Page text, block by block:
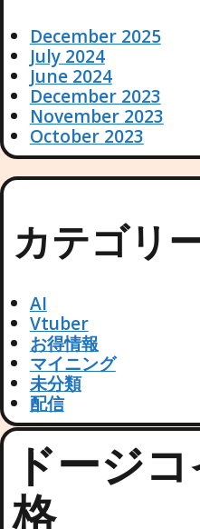
December 2025
July 2024
June 2024
December 2023
November 2023
October 2023
カテゴリ
AI
Vtuber
お得情報
マイニング
未分類
配信
ドージ
格